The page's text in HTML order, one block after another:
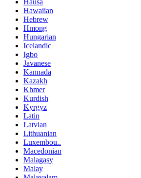
Hausa
Hawaiian
Hebrew
Hmong
Hungarian
Icelandic
Igbo
Javanese
Kannada
Kazakh
Khmer
Kurdish
Kyrgyz
Latin
Latvian
Lithuanian
Luxembou..
Macedonian
Malagasy
Malay